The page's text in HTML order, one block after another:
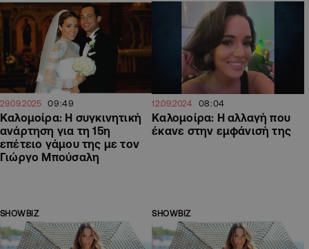
29.09.2025 09:49
Καλομοίρα: Η συγκινητική
ανάρτηση για τη 15η
επέτειο γάμου της με τον
Γιώργο Μπούσαλη
12.09.2024 08:04
Καλομοίρα: Η αλλαγή που
έκανε στην εμφάνισή της
SHOWBIZ SHOWBIZ